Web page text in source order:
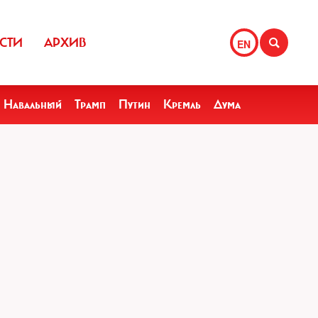
EN
АРХИВ
Навальный Трамп Путин Кремль Дума